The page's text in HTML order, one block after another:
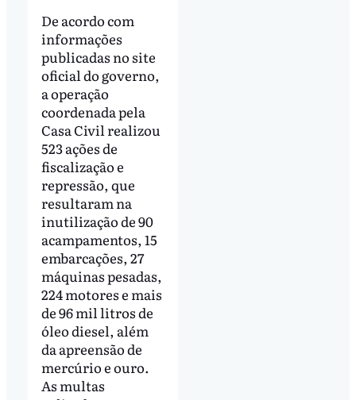
De acordo com
informações
publicadas no site
oficial do governo,
a operação
coordenada pela
Casa Civil realizou
523 ações de
fiscalização e
repressão, que
resultaram na
inutilização de 90
acampamentos, 15
embarcações, 27
máquinas pesadas,
224 motores e mais
de 96 mil litros de
óleo diesel, além
da apreensão de
mercúrio e ouro.
As multas